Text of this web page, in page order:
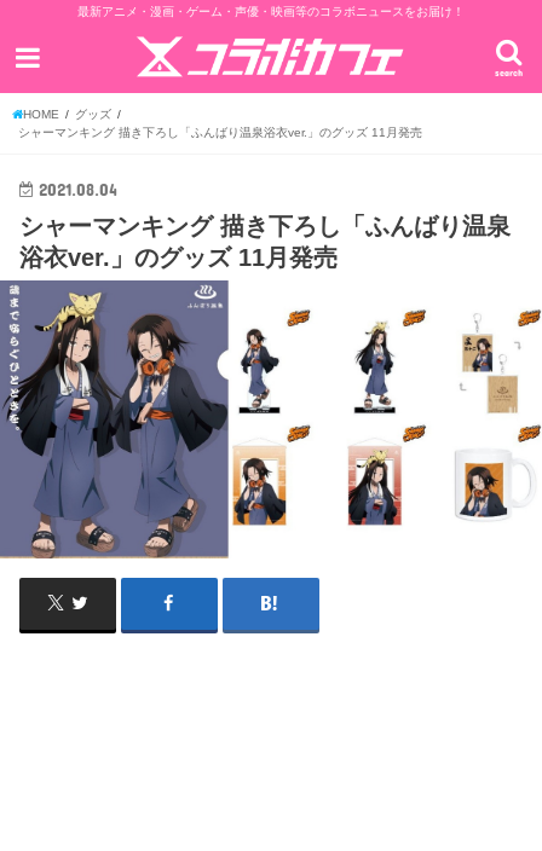
最新アニメ・漫画・ゲーム・声優・映画等のコラボニュースをお届け！
search
HOME
グッズ
シャーマンキング 描き下ろし「ふんばり温泉浴衣ver.」のグッズ 11月発売
2021.08.04
シャーマンキング 描き下ろし「ふんばり温泉
浴衣ver.」のグッズ 11月発売